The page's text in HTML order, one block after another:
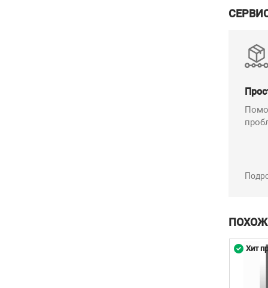
Хит